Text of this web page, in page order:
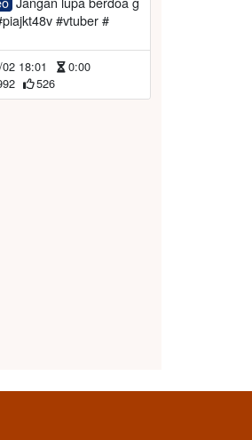
#vtuber #
18:01
0:00
526